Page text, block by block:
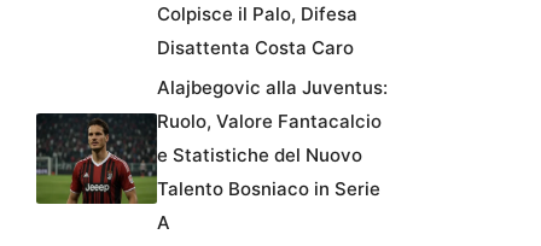
Colpisce il Palo, Difesa
Disattenta Costa Caro
Alajbegovic alla Juventus:
Ruolo, Valore Fantacalcio
e Statistiche del Nuovo
Talento Bosniaco in Serie
A